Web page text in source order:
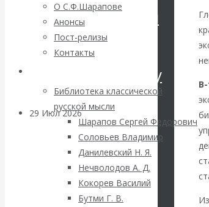
О С.Ф.Шарапове
Анонсы
Пост-релизы
Контакты
Библиотека классической
русской мысли
Шарапов Сергей Федорович
Соловьев Владимир
Данилевский Н. Я.
Нечволодов А. Д.
Кокорев Василий
Бутми Г. В.
революционный
переход к
посткапитализму
29 Июл 2026Мировая
финансовая олигархия
Валентин
Катасонов.